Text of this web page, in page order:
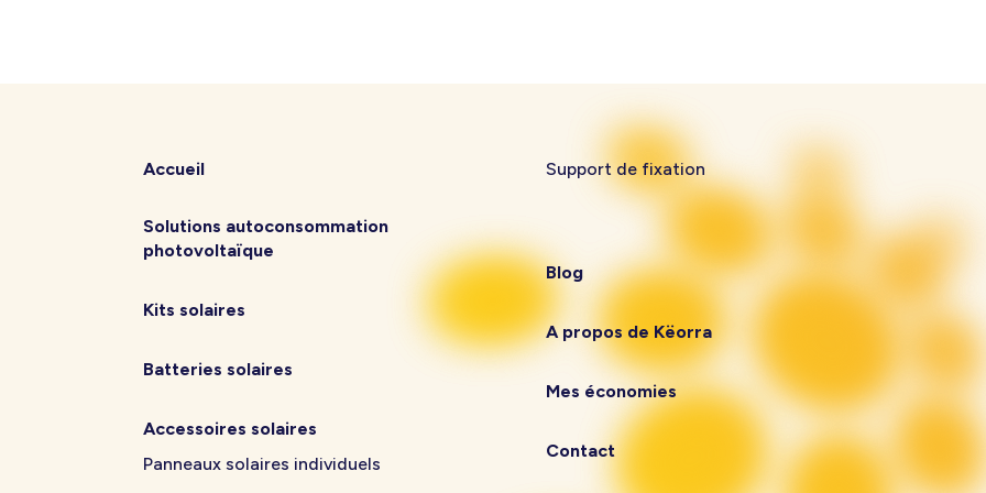
Accueil
Solutions autoconsommation
photovoltaïque
Kits solaires
Batteries solaires
Accessoires solaires
Panneaux solaires individuels
Support de fixation
Blog
A propos de Këorra
Mes économies
Contact